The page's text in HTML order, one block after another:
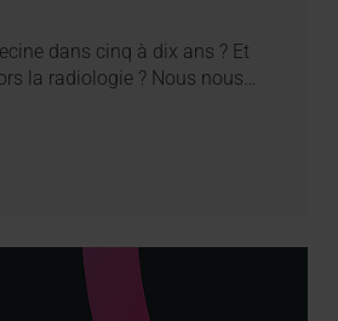
dans cinq à dix ans ? Et
la radiologie ? Nous nous…